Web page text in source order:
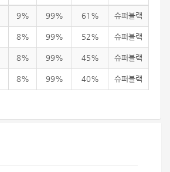
9% 99% 61% 슈퍼블랙
8% 99% 52% 슈퍼블랙
8% 99% 45% 슈퍼블랙
8% 99% 40% 슈퍼블랙